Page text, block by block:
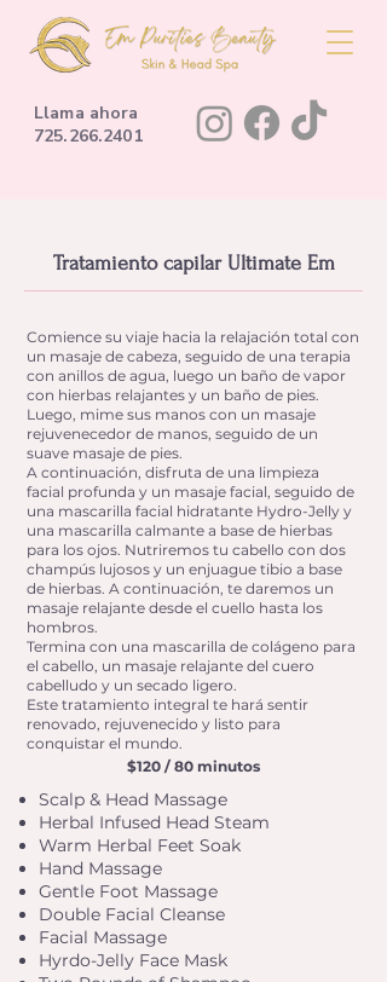
Llama ahora
725.266.2401
Tratamiento capilar Ultimate Em
Comience su viaje hacia la relajación total con
un masaje de cabeza, seguido de una terapia
con anillos de agua, luego un baño de vapor
con hierbas relajantes y un baño de pies.
Luego, mime sus manos con un masaje
rejuvenecedor de manos, seguido de un
suave masaje de pies.
A continuación, disfruta de una limpieza
facial profunda y un masaje facial, seguido de
una mascarilla facial hidratante Hydro-Jelly y
una mascarilla calmante a base de hierbas
para los ojos. Nutriremos tu cabello con dos
champús lujosos y un enjuague tibio a base
de hierbas. A continuación, te daremos un
masaje relajante desde el cuello hasta los
hombros.
Termina con una mascarilla de colágeno para
el cabello, un masaje relajante del cuero
cabelludo y un secado ligero.
Este tratamiento integral te hará sentir
renovado, rejuvenecido y listo para
conquistar el mundo.
$120 / 80 minutos
Scalp & Head Massage
Herbal Infused Head Steam
Warm Herbal Feet Soak
Hand Massage
Gentle Foot Massage
Double Facial Cleanse
Facial Massage
Hyrdo-Jelly Face Mask